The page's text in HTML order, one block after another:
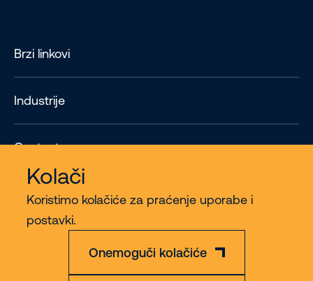
Kolači
Koristimo kolačiće za praćenje uporabe i
postavki.
Onemoguči kolačiće
Brzi linkovi
Industrije
Contact
Više